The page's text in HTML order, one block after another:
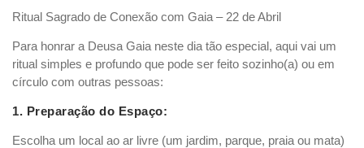
Ritual Sagrado de Conexão com Gaia – 22 de Abril
Para honrar a Deusa Gaia neste dia tão especial, aqui vai um
ritual simples e profundo que pode ser feito sozinho(a) ou em
círculo com outras pessoas:
1. Preparação do Espaço:
Escolha um local ao ar livre (um jardim, parque, praia ou mata)